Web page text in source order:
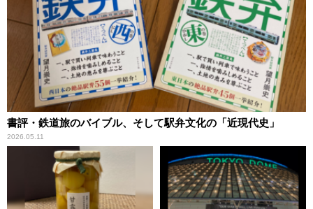
書評・鉄道旅のバイブル、そして駅弁文化の「近現代史」
2026.05.11